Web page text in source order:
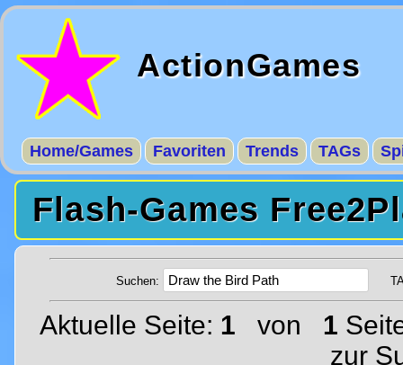
ActionGames
Home/Games Favoriten Trends TAGs
Flash-Games
Suchen:
Aktuelle Seite: 1 von 1
zur